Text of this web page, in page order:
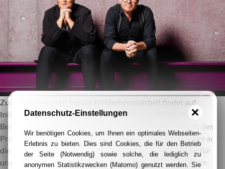
Zum bundesweiten Tag der Kinderhospizarbeit findet auf
Initiative des KinderPalliativNetzwerk Essen (KPN) ein
Benefizkonzert statt. Das Künstler-Duo 2Flügel bringt mit dem
Programm „Goldzwanziger“ die Stimmung der 1920er Jahre auf
die Bühne – mit Augenzwinkern, Gänsehaut und Schwung für
unsere Zeit. Der Erlös des Konzertes am 8. Februar 2025 um
Datenschutz-Einstellungen
Wir benötigen Cookies, um Ihnen ein optimales Webseiten-
Erlebnis zu bieten. Dies sind Cookies, die für den Betrieb
der Seite (Notwendig) sowie solche, die lediglich zu
anonymen Statistikzwecken (Matomo) genutzt werden. Sie